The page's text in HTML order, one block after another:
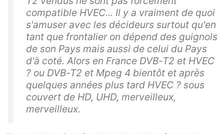
compatible HVEC... Il y a vraiment de quoi
s'amuser avec les décideurs surtout qu'en
tant que frontalier on dépend des guignols
de son Pays mais aussi de celui du Pays
d'à coté. Alors en France DVB-T2 et HVEC
? ou DVB-T2 et Mpeg 4 bientôt et après
quelques années plus tard HVEC ? sous
couvert de HD, UHD, merveilleux,
merveilleux.